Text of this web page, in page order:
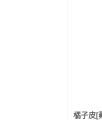
橘子皮[